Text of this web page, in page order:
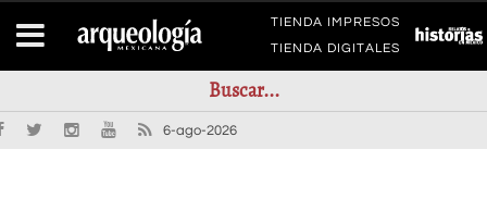
TIENDA IMPRESOS
TIENDA DIGITALES
6-ago-2026